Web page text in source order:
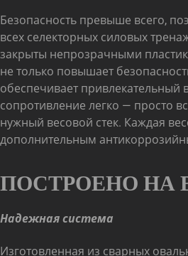
Безопасность превыше всего,
всех селекторных силовых
закрыты непрозрачными
не только повышает
обеспечивает
сопротивление легко — просто
нужный весовой стек. Каждая
дополнительным
ПОСТРОЕНО НА
Надежная система
Изготовленная из сварных